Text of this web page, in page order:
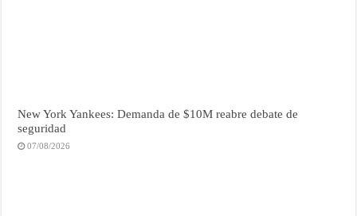
New York Yankees: Demanda de $10M reabre debate de
seguridad
07/08/2026